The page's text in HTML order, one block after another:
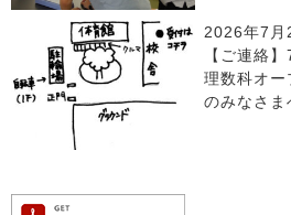
2026年7月
【ご連絡
理数科オ
のみなさま